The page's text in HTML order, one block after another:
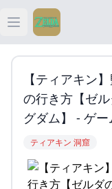
Open main menu
【ティアキン
の行き方【ゼ
グダム】 - ゲ
ティアキン 洞窟